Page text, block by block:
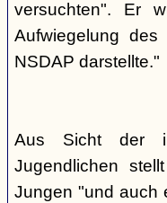
versuchten". Er
Aufwiegelung
NSDAP darstellte."
Aus Sicht der
Jugendlichen
Jungen "und auch